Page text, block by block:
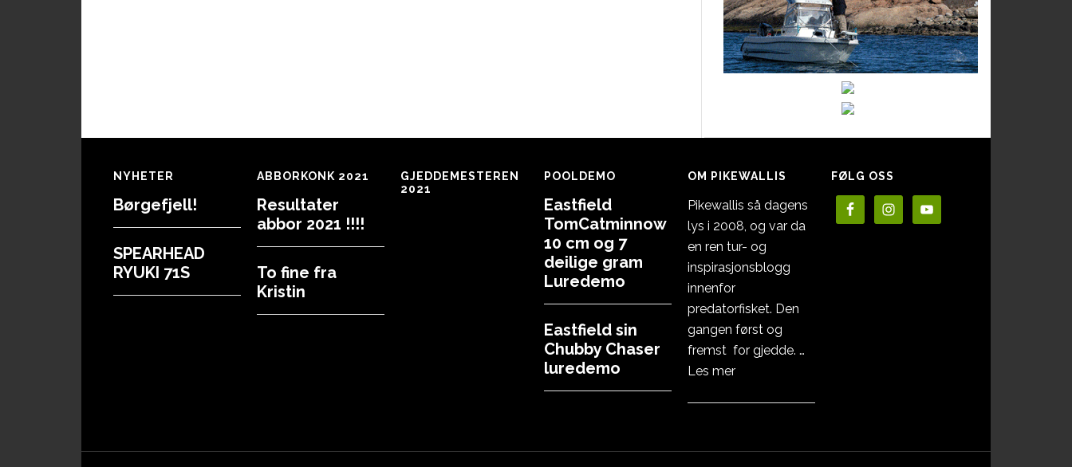
Footer
NYHETER
Børgefjell!
SPEARHEAD
RYUKI 71S
ABBORKONK 2021
Resultater
abbor 2021 !!!!
To fine fra
Kristin
GJEDDEMESTEREN
2021
POOLDEMO
Eastfield
TomCatminnow
10 cm og 7
deilige gram
Luredemo
Eastfield sin
Chubby Chaser
luredemo
OM PIKEWALLIS
Pikewallis så dagens
lys i 2008, og var da
en ren tur- og
inspirasjonsblogg
innenfor
predatorfisket. Den
gangen først og
fremst for gjedde. …
Les meromOm
FØLG OSS